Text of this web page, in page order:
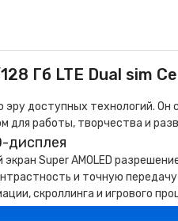
Гб LTE Dual sim
доступных технологий.
для работы, творчества и
дисплея
Super AMOLED
и точную
скроллинга и игрового